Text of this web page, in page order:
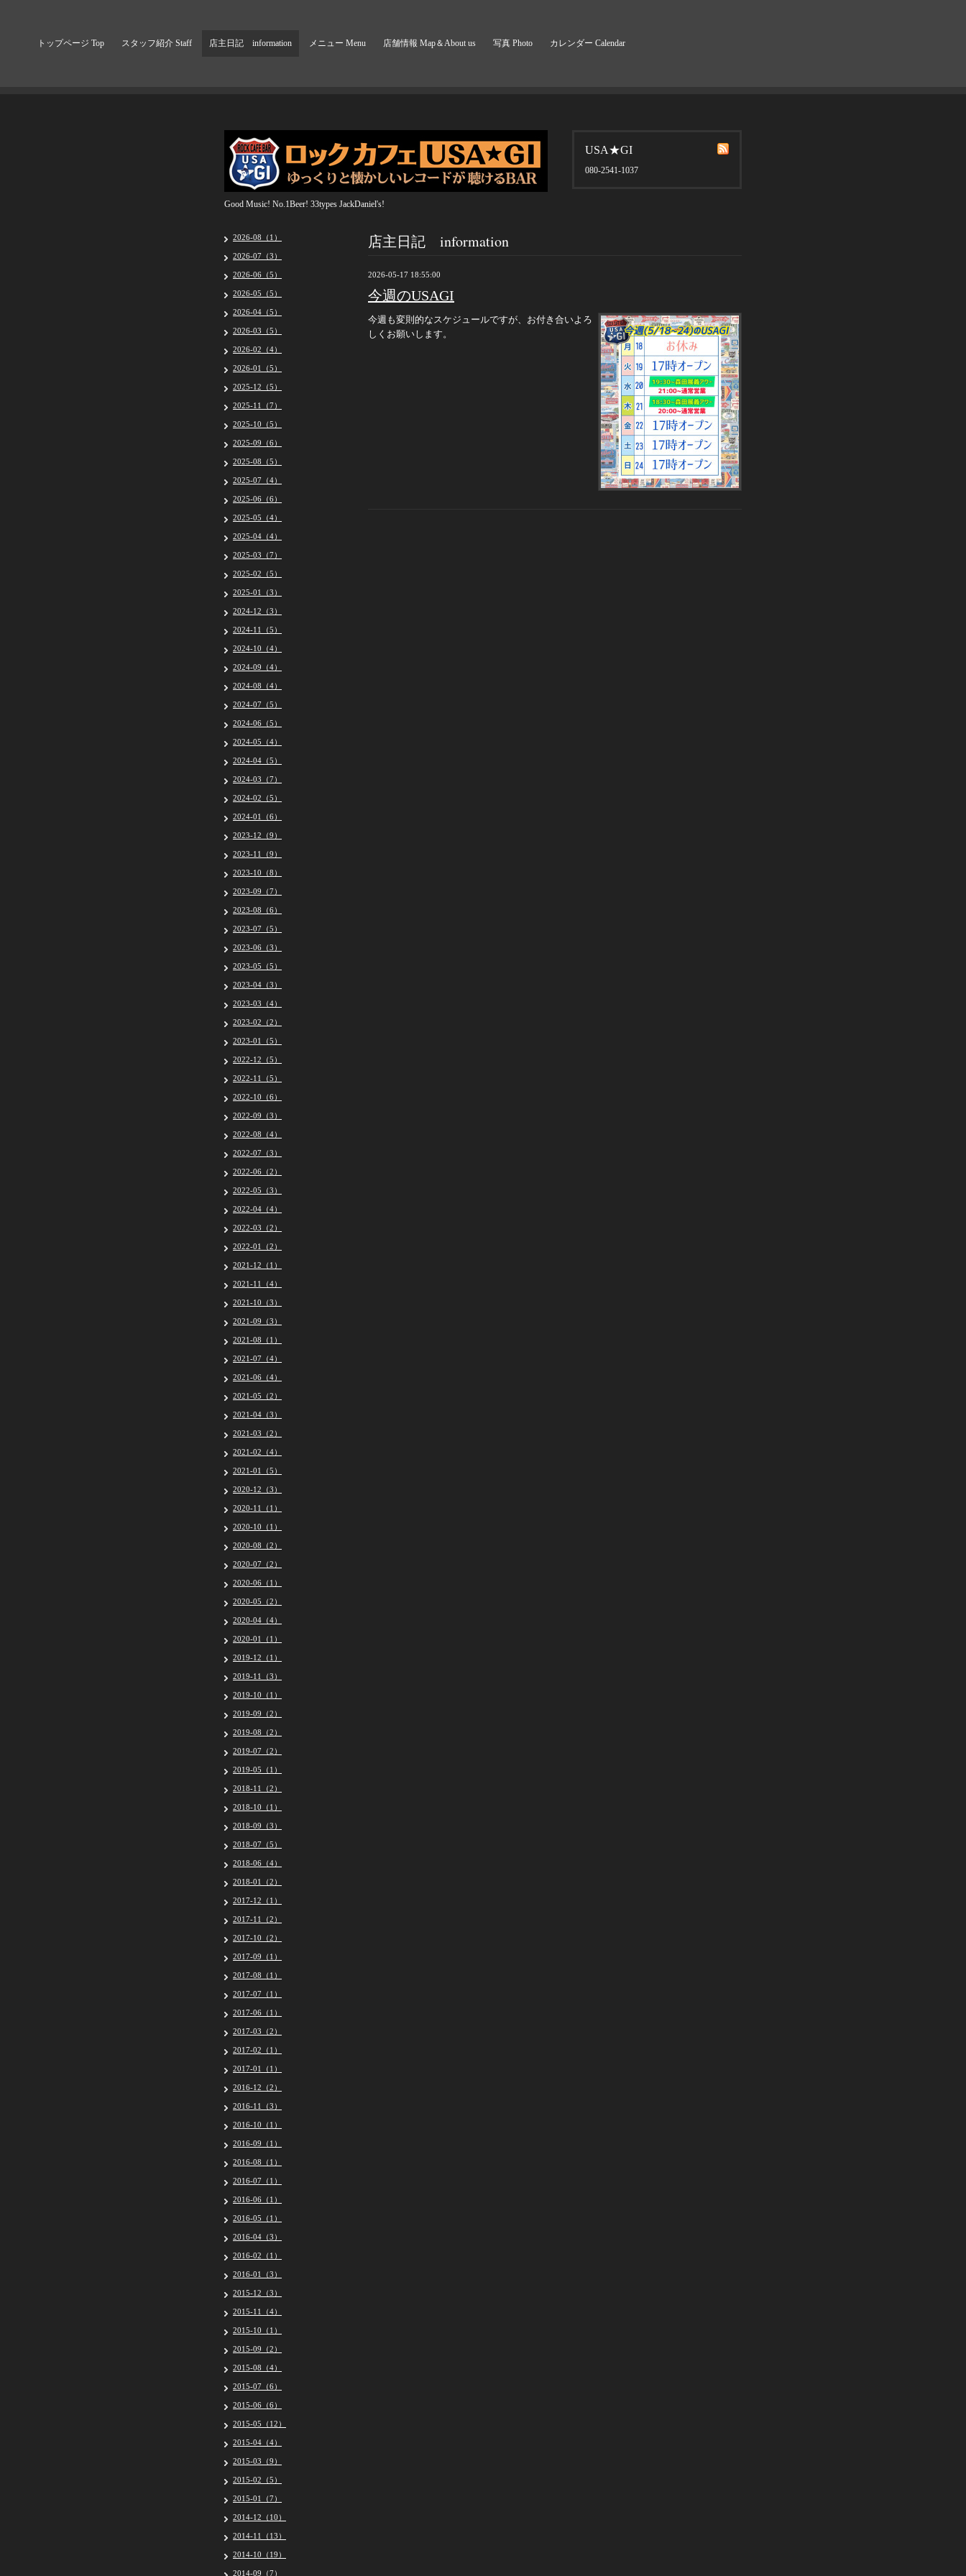
トップページ Top スタッフ紹介 Staff 店主日記 information メニュー Menu 店舗情報 Map＆About us 写真 Photo カレンダー Calendar
USA★GI
080-2541-1037
Good Music! No.1Beer! 33types JackDaniel's!
店主日記 information
2026-05-17 18:55:00
今週のUSAGI
今週も変則的なスケジュールですが、お付き合いよろ
しくお願いします。
2026-08（1）
2026-07（3）
2026-06（5）
2026-05（5）
2026-04（5）
2026-03（5）
2026-02（4）
2026-01（5）
2025-12（5）
2025-11（7）
2025-10（5）
2025-09（6）
2025-08（5）
2025-07（4）
2025-06（6）
2025-05（4）
2025-04（4）
2025-03（7）
2025-02（5）
2025-01（3）
2024-12（3）
2024-11（5）
2024-10（4）
2024-09（4）
2024-08（4）
2024-07（5）
2024-06（5）
2024-05（4）
2024-04（5）
2024-03（7）
2024-02（5）
2024-01（6）
2023-12（9）
2023-11（9）
2023-10（8）
2023-09（7）
2023-08（6）
2023-07（5）
2023-06（3）
2023-05（5）
2023-04（3）
2023-03（4）
2023-02（2）
2023-01（5）
2022-12（5）
2022-11（5）
2022-10（6）
2022-09（3）
2022-08（4）
2022-07（3）
2022-06（2）
2022-05（3）
2022-04（4）
2022-03（2）
2022-01（2）
2021-12（1）
2021-11（4）
2021-10（3）
2021-09（3）
2021-08（1）
2021-07（4）
2021-06（4）
2021-05（2）
2021-04（3）
2021-03（2）
2021-02（4）
2021-01（5）
2020-12（3）
2020-11（1）
2020-10（1）
2020-08（2）
2020-07（2）
2020-06（1）
2020-05（2）
2020-04（4）
2020-01（1）
2019-12（1）
2019-11（3）
2019-10（1）
2019-09（2）
2019-08（2）
2019-07（2）
2019-05（1）
2018-11（2）
2018-10（1）
2018-09（3）
2018-07（5）
2018-06（4）
2018-01（2）
2017-12（1）
2017-11（2）
2017-10（2）
2017-09（1）
2017-08（1）
2017-07（1）
2017-06（1）
2017-03（2）
2017-02（1）
2017-01（1）
2016-12（2）
2016-11（3）
2016-10（1）
2016-09（1）
2016-08（1）
2016-07（1）
2016-06（1）
2016-05（1）
2016-04（3）
2016-02（1）
2016-01（3）
2015-12（3）
2015-11（4）
2015-10（1）
2015-09（2）
2015-08（4）
2015-07（6）
2015-06（6）
2015-05（12）
2015-04（4）
2015-03（9）
2015-02（5）
2015-01（7）
2014-12（10）
2014-11（13）
2014-10（19）
2014-09（7）